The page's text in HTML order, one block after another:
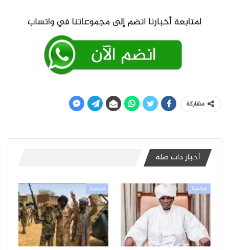
مشاركة
أخبار ذات صلة
سياسية سياسية